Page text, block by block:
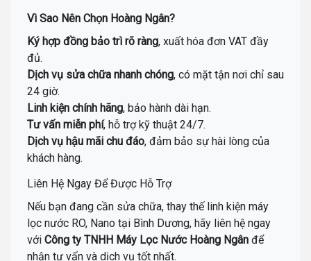
Vì Sao Nên Chọn Hoàng Ngân?
Ký hợp đồng bảo trì rõ ràng, xuất hóa đơn VAT đầy
đủ.
Dịch vụ sửa chữa nhanh chóng, có mặt tận nơi chỉ sau
24 giờ.
Linh kiện chính hãng, bảo hành dài hạn.
Tư vấn miễn phí, hỗ trợ kỹ thuật 24/7.
Dịch vụ hậu mãi chu đáo, đảm bảo sự hài lòng của
khách hàng.
Liên Hệ Ngay Để Được Hỗ Trợ
Nếu bạn đang cần sửa chữa, thay thế linh kiện máy
lọc nước RO, Nano tại Bình Dương, hãy liên hệ ngay
với Công ty TNHH Máy Lọc Nước Hoàng Ngân để
nhận tư vấn và dịch vụ tốt nhất.